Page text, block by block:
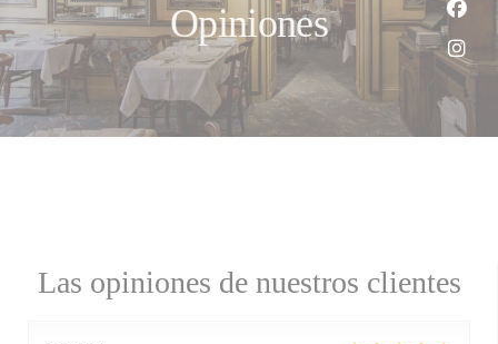
Opiniones
Las opiniones de nuestros clientes